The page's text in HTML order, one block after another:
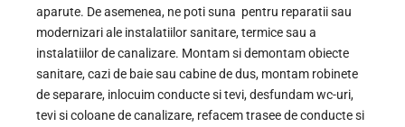
aparute. De asemenea, ne poti suna pentru reparatii sau
modernizari ale instalatiilor sanitare, termice sau a
instalatiilor de canalizare. Montam si demontam obiecte
sanitare, cazi de baie sau cabine de dus, montam robinete
de separare, inlocuim conducte si tevi, desfundam wc-uri,
tevi si coloane de canalizare, refacem trasee de conducte si